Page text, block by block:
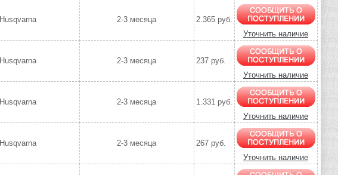
Husqvarna 2-3 месяца
2.365 руб.
Уточнить наличие
Husqvarna 2-3 месяца
237 руб.
Уточнить наличие
Husqvarna 2-3 месяца
1.331 руб.
Уточнить наличие
Husqvarna 2-3 месяца
267 руб.
Уточнить наличие